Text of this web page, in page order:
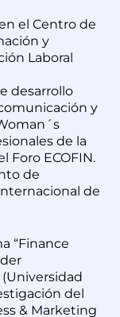
el Centro de
y
Laboral
desarrollo
y
de la
Foro ECOFIN.
de
de
“Finance
del
& Marketing